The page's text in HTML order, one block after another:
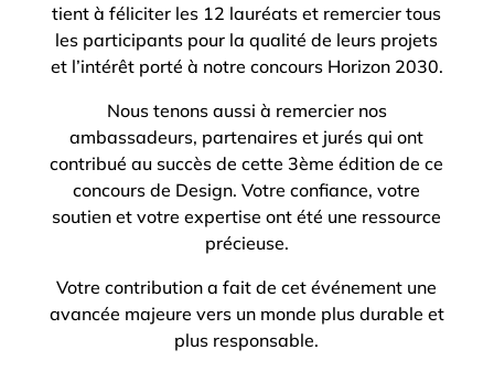
tient à féliciter les 12 lauréats et remercier tous
les participants pour la qualité de leurs projets
et l’intérêt porté à notre concours Horizon 2030.
Nous tenons aussi à remercier nos
ambassadeurs, partenaires et jurés qui ont
contribué au succès de cette 3ème édition de ce
concours de Design. Votre confiance, votre
soutien et votre expertise ont été une ressource
précieuse.
Votre contribution a fait de cet événement une
avancée majeure vers un monde plus durable et
plus responsable.